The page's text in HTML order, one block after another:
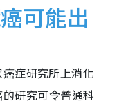
可能出
症研究所上消化
研究可令普通科